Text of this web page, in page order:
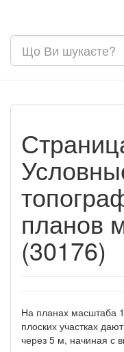
планов
(30176)
На планах масштаба
плоских участках
через 5 м, начиная с